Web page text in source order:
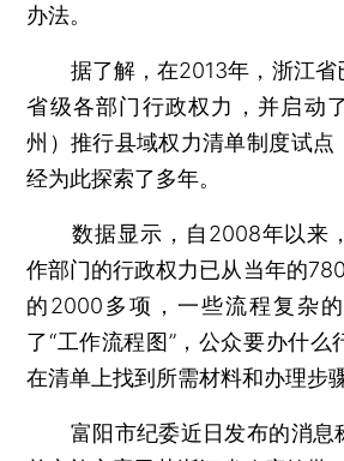
办法。
据了解，在2013年，浙江省
省级各部门行政权力，并启动
州）推行县域权力清单制度试点
经为此探索了多年。
数据显示，自2008年以来
作部门的行政权力已从当年的
的2000多项，一些流程复杂
了“工作流程图”，公众要办什么
在清单上找到所需材料和办理步骤
富阳市纪委近日发布的消息